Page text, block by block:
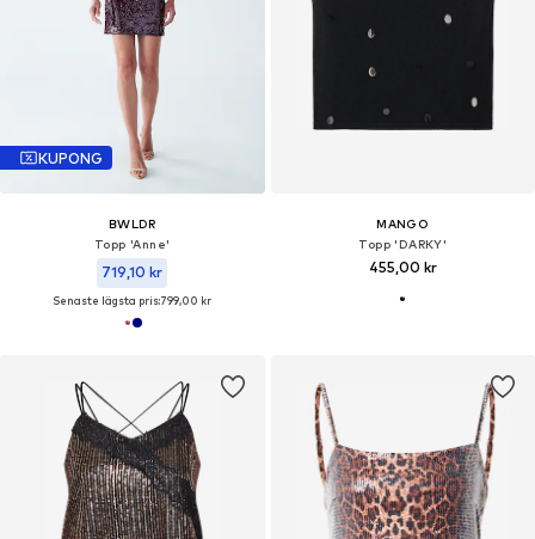
KUPONG
BWLDR
Topp 'Anne'
719,10 kr
Senaste lägsta pris:799,00 kr
MANGO
Topp 'DARKY'
455,00 kr